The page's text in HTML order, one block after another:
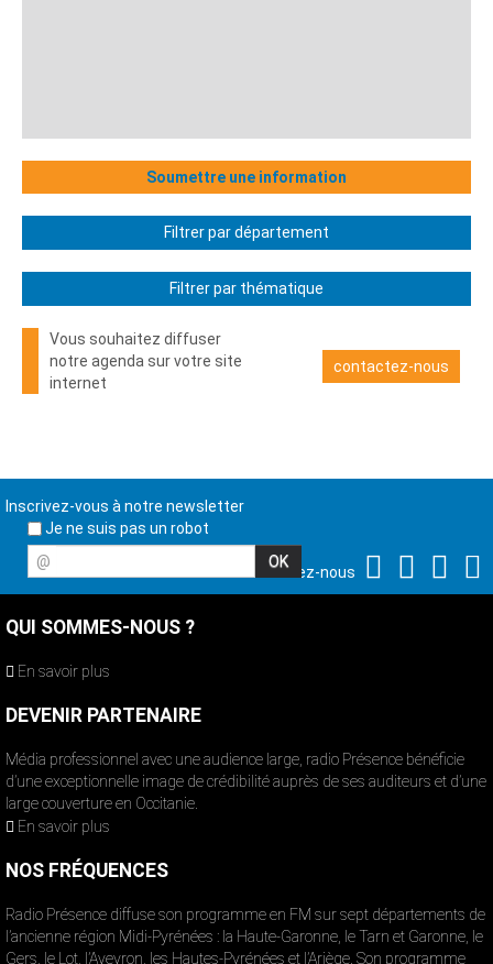
Soumettre une information
Filtrer par département
Filtrer par thématique
Vous souhaitez diffuser
notre agenda sur votre site
internet
contactez-nous
Inscrivez-vous à notre newsletter
Je ne suis pas un robot
@
Suivez-nous
QUI SOMMES-NOUS ?
En savoir plus
DEVENIR PARTENAIRE
Média professionnel avec une audience large, radio Présence bénéficie
d’une exceptionnelle image de crédibilité auprès de ses auditeurs et d’une
large couverture en Occitanie.
En savoir plus
NOS FRÉQUENCES
Radio Présence diffuse son programme en FM sur sept départements de
l’ancienne région Midi-Pyrénées : la Haute-Garonne, le Tarn et Garonne, le
Gers, le Lot, l’Aveyron, les Hautes-Pyrénées et l’Ariège. Son programme